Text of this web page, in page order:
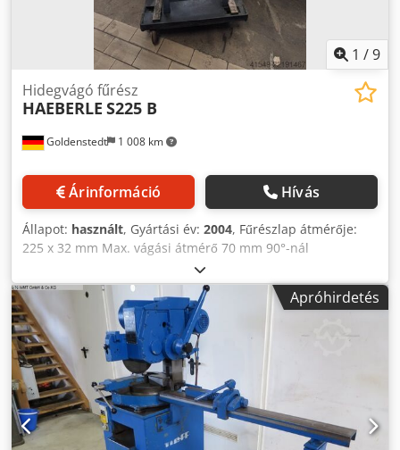
1 /9
Goldenstedt 1 008 km
Hidegvágó fűrész
HAEBERLE S225 B
Árinformáció Hívás
Állapot: használt, Gyártási év: 2004, Fűrészlap átmérője:
225 x 32 mm Max. vágási átmérő 70 mm 90°-nál
Gérvágások 0°-45°-60° Gérvágások 1°-os skálán
Orsófordulatszámok 42 / 84 ford/perc Dcedpfszginnox
Aizok Max. megmunkálási keresztmetszet kör alakú 90°-
nál: 70 mm Max. megmunkálási keresztmetszet téglalap
alakú 90°-nál: 80 x 50 mm Max. megmunkálási
keresztmetszet kör alakú 45°-nál: 64 mm Max.
megmunkálási keresztmetszet téglalap alakú 45°-nál: 60 x
50 mm Fűrészlap átmérője: 225 mm Furatátmérő: 32 mm
kenőrendszerrel együtt állvánnyal együtt
Apróhirdetés